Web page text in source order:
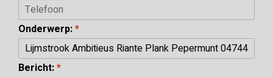
Onderwerp:*
Bericht:*